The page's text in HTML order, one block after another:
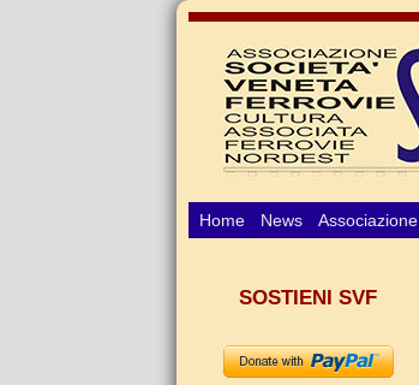
Home News Associazione
SOSTIENI SVF